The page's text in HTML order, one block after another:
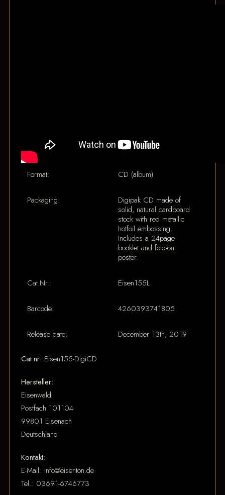
Format: CD (album)
Packaging:
Digipak CD made of
solid, natural cardboard
stock with red metallic
hotfoil embossing.
Includes a 24page
booklet and fold-out
poster.
Cat.Nr.: Eisen155L
Barcode: 4260393741805
Release date: December 13th, 2019
Cat.nr: Eisen155-DigiCD
Hersteller:
Eisenwald
Postfach 101104
99801 Eisenach
Deutschland
Kontakt:
E-Mail: info@eisenton.de
Tel.: 03691-6746773